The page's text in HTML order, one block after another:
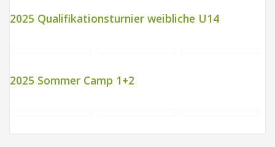
2025 Qualifikationsturnier weibliche U14
2025 Sommer Camp 1+2